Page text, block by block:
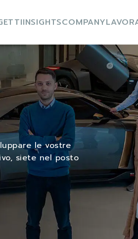
INSIGHTSCOMPANY
le vostre
siete nel posto